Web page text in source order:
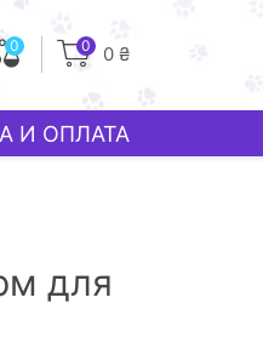
0 0 0 ₴
И ОПЛАТА
для